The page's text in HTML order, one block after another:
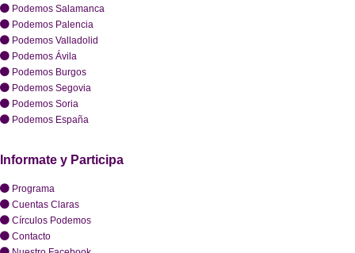
Podemos Salamanca
Podemos Palencia
Podemos Valladolid
Podemos Ávila
Podemos Burgos
Podemos Segovia
Podemos Soria
Podemos España
Informate y Participa
Programa
Cuentas Claras
Círculos Podemos
Contacto